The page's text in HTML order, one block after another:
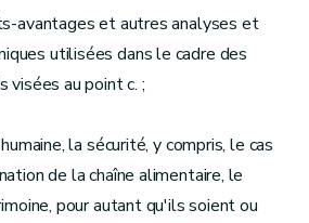
avantages et autres analyses et
utilisées dans le cadre des
au point c. ;
la sécurité, y compris, le cas
de la chaîne alimentaire, le
pour autant qu'ils soient ou